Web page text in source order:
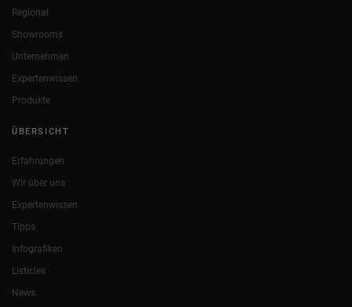
Regional
Showrooms
Unternehmen
Expertenwissen
Produkte
ÜBERSICHT
Erfahrungen
Wir über uns
Expertenwissen
Tipps
Infografiken
Listicles
News